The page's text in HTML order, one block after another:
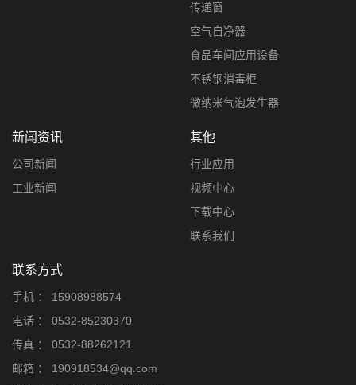
传递窗
空气自净器
食品车间应用设备
不锈钢消毒柜
微纳米气泡发生器
新闻资讯
公司新闻
工业新闻
其他
行业应用
视频中心
下载中心
联系我们
联系方式
手机 ：
15908988574
电话 ：
0532-85230370
传真 ：
0532-88262121
邮箱 ：
190918534@qq.com